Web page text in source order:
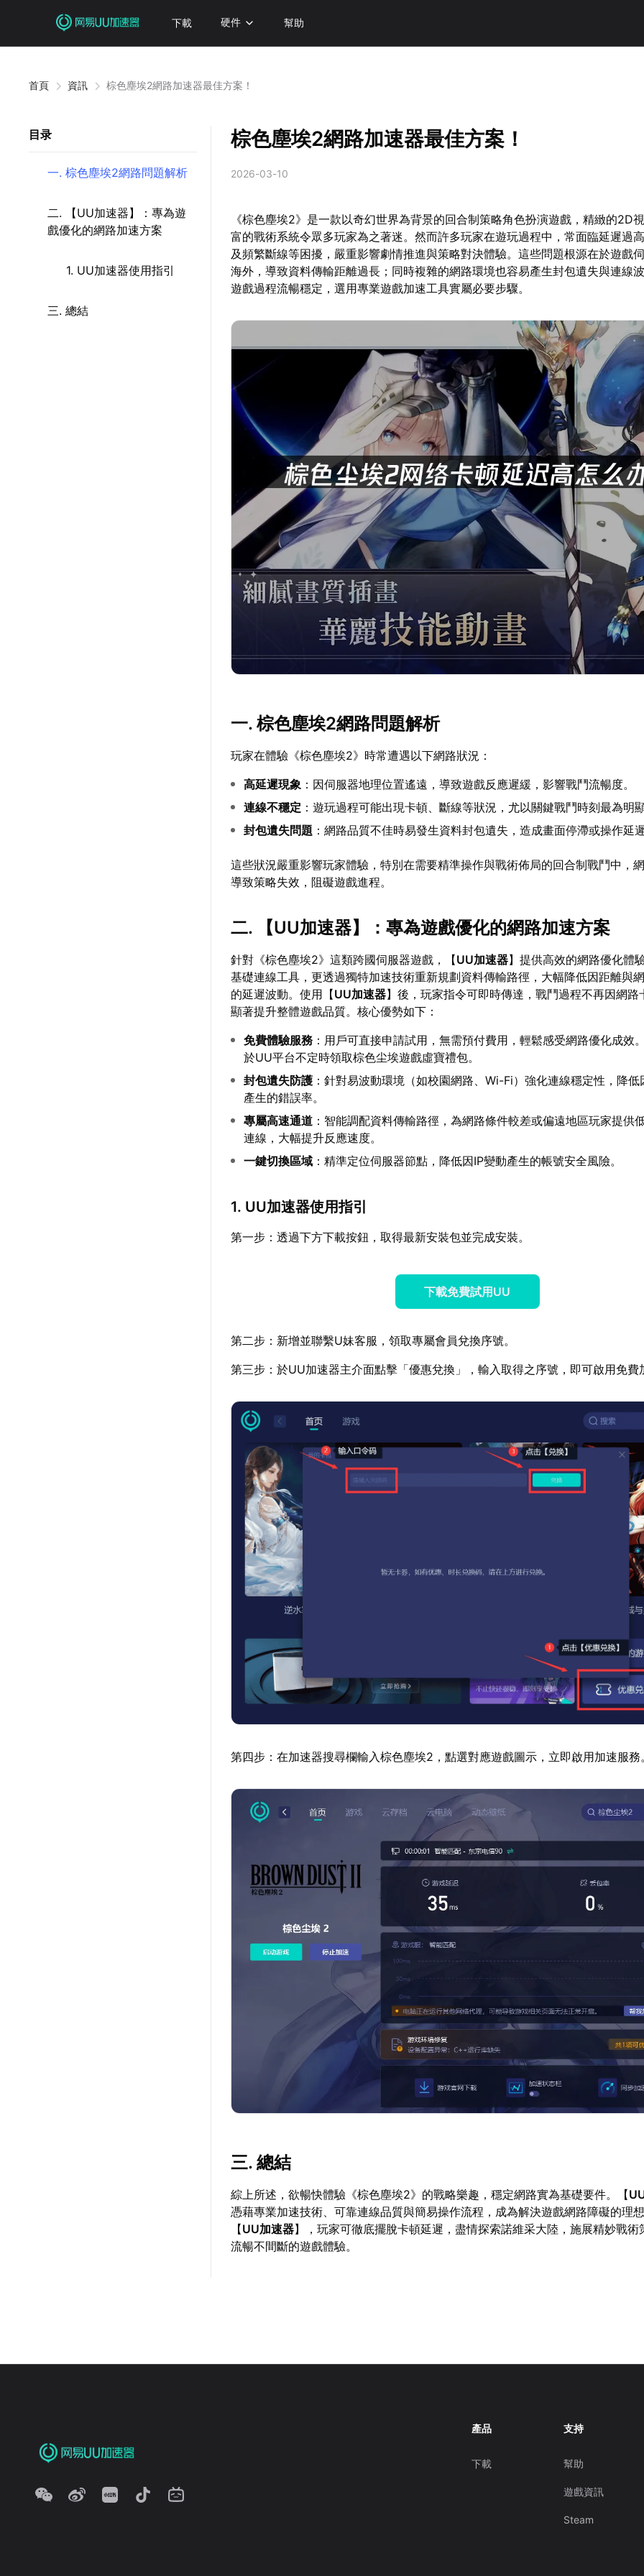
下載 硬件 幫助
首頁 資訊 棕色塵埃2網路加速器最佳方案！
目录
一. 棕色塵埃2網路問題解析
二. 【UU加速器】：專為遊
戲優化的網路加速方案
1. UU加速器使用指引
三. 總結
棕色塵埃2網路加速器最佳方案！
2026-03-10
《棕色塵埃2》是一款以奇幻世界為背景的回合制策略角色扮演遊戲，精緻的2D
富的戰術系統令眾多玩家為之著迷。然而許多玩家在遊玩過程中，常面臨延遲過
及頻繁斷線等困擾，嚴重影響劇情推進與策略對決體驗。這些問題根源在於遊戲
海外，導致資料傳輸距離過長；同時複雜的網路環境也容易產生封包遺失與連線
遊戲過程流暢穩定，選用專業遊戲加速工具實屬必要步驟。
一. 棕色塵埃2網路問題解析
玩家在體驗《棕色塵埃2》時常遭遇以下網路狀況：
高延遲現象 ：因伺服器地理位置遙遠，導致遊戲反應遲緩，影響戰鬥流暢度。
連線不穩定 ：遊玩過程可能出現卡頓、斷線等狀況，尤以關鍵戰鬥時刻最為明
封包遺失問題 ：網路品質不佳時易發生資料封包遺失，造成畫面停滯或操作延
這些狀況嚴重影響玩家體驗，特別在需要精準操作與戰術佈局的回合制戰鬥中，
導致策略失效，阻礙遊戲進程。
二. 【UU加速器】：專為遊戲優化的網路加速方案
針對《棕色塵埃2》這類跨國伺服器遊戲，【UU加速器】提供高效的網路優化體
基礎連線工具，更透過獨特加速技術重新規劃資料傳輸路徑，大幅降低因距離與
的延遲波動。使用【UU加速器】後，玩家指令可即時傳達，戰鬥過程不再因網路
顯著提升整體遊戲品質。核心優勢如下：
免費體驗服務 ：用戶可直接申請試用，無需預付費用，輕鬆感受網路優化成效
於UU平台不定時領取棕色尘埃遊戲虛寶禮包。
封包遺失防護 ：針對易波動環境（如校園網路、Wi-Fi）強化連線穩定性，降低
產生的錯誤率。
專屬高速通道 ：智能調配資料傳輸路徑，為網路條件較差或偏遠地區玩家提供
連線，大幅提升反應速度。
一鍵切換區域 ：精準定位伺服器節點，降低因IP變動產生的帳號安全風險。
1. UU加速器使用指引
第一步：透過下方下載按鈕，取得最新安裝包並完成安裝。
下載免費試用UU
第二步：新增並聯繫U妹客服，領取專屬會員兌換序號。
第三步：於UU加速器主介面點擊「優惠兌換」，輸入取得之序號，即可啟用免費
第四步：在加速器搜尋欄輸入棕色塵埃2，點選對應遊戲圖示，立即啟用加速服務
三. 總結
綜上所述，欲暢快體驗《棕色塵埃2》的戰略樂趣，穩定網路實為基礎要件。【
憑藉專業加速技術、可靠連線品質與簡易操作流程，成為解決遊戲網路障礙的理
【UU加速器】，玩家可徹底擺脫卡頓延遲，盡情探索諾維采大陸，施展精妙戰術
流暢不間斷的遊戲體驗。
產品
下載
支持
幫助
遊戲資訊
Steam